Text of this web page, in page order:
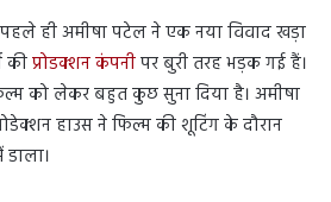
ही अमीषा पटेल ने एक नया विवाद खड़ा
कीप्रोडक्शन कंपनीपर बुरी तरह भड़क गई हैं।
को लेकर बहुत कुछ सुना दिया है। अमीषा
हाउस ने फिल्म की शूटिंग के दौरान